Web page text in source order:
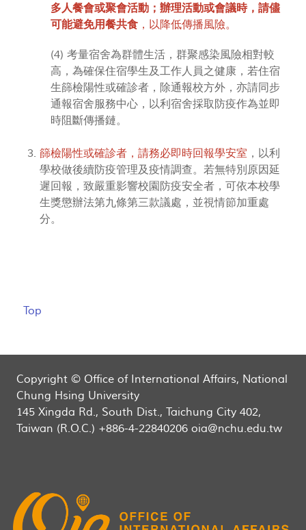
多人餐會或聚會活動；辦理活動或會議時，請儘
可能避免用餐共食 ，以降低傳播風險。
(4) 考量宿舍為群體生活，群聚感染風險相對較
高，為確保住宿學生及工作人員之健康，若住宿
生篩檢陽性或確診者，除通報校方外，亦請同步
通報宿舍服務中心，以利宿舍採取防疫作為並即
時阻斷傳播鏈。
篩檢陽性或確診者，請務必即時回報學安室 ，以利
學校做後續防疫管理及疫情調查。若無特別原因延
遲回報，致嚴重影響校園防疫安全者，可依本校學
生獎懲辦法第九條第三款議處，並視情節加重處
分。
Top
Copyright © Office of International Affairs, National
Chung Hsing University
145 Xingda Rd., South Dist., Taichung City 402,
Taiwan (R.O.C.) +886-4-22840206 oia@nchu.edu.tw